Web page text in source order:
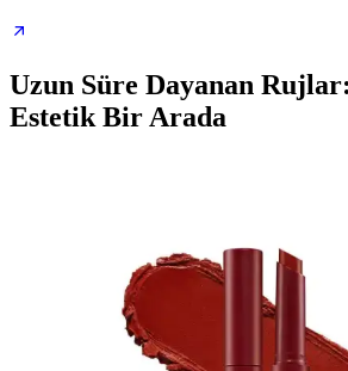
Uzun Süre Dayanan Rujlar:
Estetik Bir Arada